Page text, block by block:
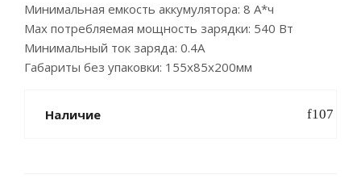
Минимальная емкость аккумулятора: 8 А*ч
Max потребляемая мощность зарядки: 540 Вт
Минимальный ток заряда: 0.4А
Габариты без упаковки: 155x85x200мм
Наличие